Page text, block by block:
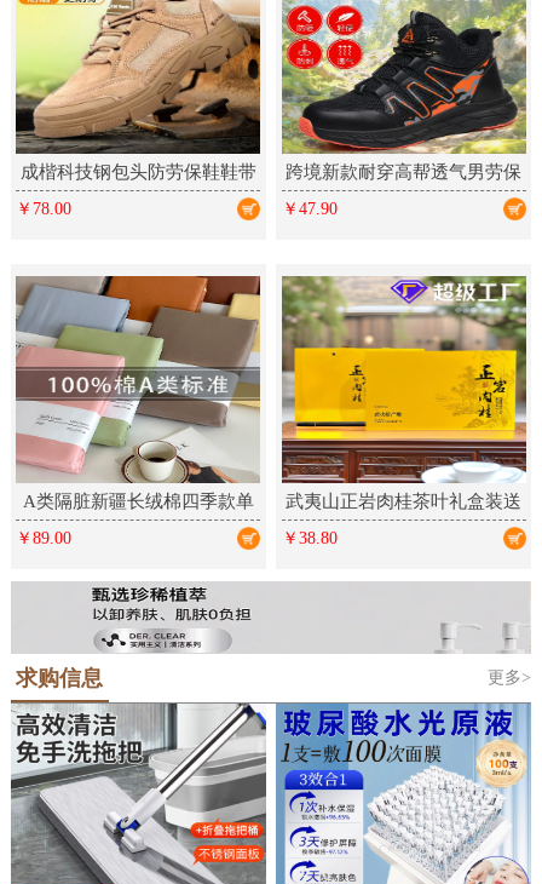
成楷科技钢包头防劳保鞋鞋带
反绒皮凯夫拉中底防刺橡胶工
￥78.00
跨境新款耐穿高帮透气男劳保
鞋防滑厨师轻便舒适防砸防刺
￥47.90
A类隔脏新疆长绒棉四季款单
件床单床笠床上铺盖单品全棉
￥89.00
武夷山正岩肉桂茶叶礼盒装送
礼乌龙茶新茶大红袍岩茶高档
￥38.80
求购信息 更多>